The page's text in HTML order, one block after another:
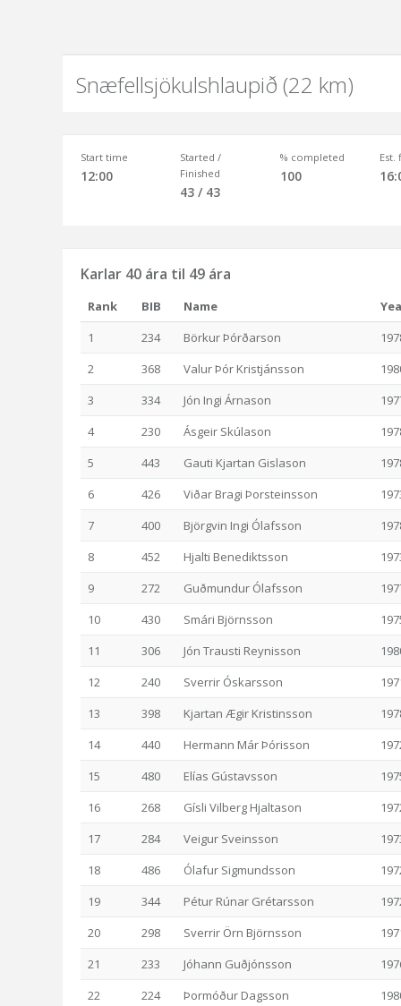
Snæfellsjökulshlaupið (22 km)
Start time
12:00
Started /
Finished
43 / 43
% completed
100
Est.
Karlar 40 ára til 49 ára
Rank BIB Name
1
234 Börkur Þórðarson
2
368 Valur Þór Kristjánsson
3
334 Jón Ingi Árnason
4
230 Ásgeir Skúlason
5
443 Gauti Kjartan Gislason
6
426 Viðar Bragi Þorsteinsson
7
400 Björgvin Ingi Ólafsson
8
452 Hjalti Benediktsson
9
272 Guðmundur Ólafsson
10
430 Smári Björnsson
11
306 Jón Trausti Reynisson
12
240 Sverrir Óskarsson
13
398 Kjartan Ægir Kristinsson
14
440 Hermann Már Þórisson
15
480 Elías Gústavsson
16
268 Gísli Vilberg Hjaltason
17
284 Veigur Sveinsson
18
486 Ólafur Sigmundsson
19
344 Pétur Rúnar Grétarsson
20
298 Sverrir Örn Björnsson
21
233 Jóhann Guðjónsson
22
224 Þormóður Dagsson